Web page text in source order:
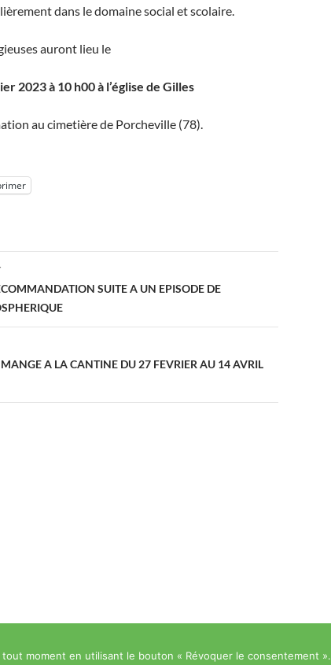
dans le domaine social et scolaire.
auront lieu le
2023 à 10 h00 à l’église de Gilles
au cimetière de Porcheville (78).
SUITE A UN EPISODE DE
MANGE A LA CANTINE DU 27 FEVRIER AU 14 AVRIL
moment en utilisant le bouton « Révoquer le consentement ».